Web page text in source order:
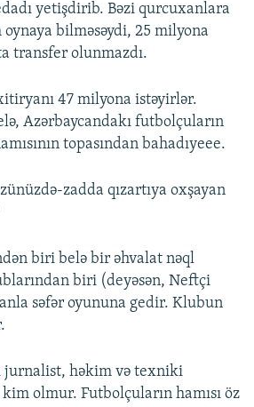
yetişdirib. Bəzi qurcuxanlara
bilməsəydi, 25 milyona
transfer olunmazdı.
47 milyona istəyirlər.
Azərbaycandakı futbolçuların
topasından bahadıyeee.
zadda qızartıya oxşayan
biri belə bir əhvalat nəql
biri (deyəsən, Neftçi
səfər oyununa gedir. Klubun
həkim və texniki
olmur. Futbolçuların hamısı öz